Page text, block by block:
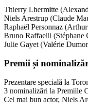
Thierry Lhermitte
Niels Arestrup (Claude
Raphaël Personnaz
Bruno Raffaelli (Stéphane
Julie Gayet (Valérie
Premii și
Prezentare specială la
3 nominalizări la Premiile
Cel mai bun actor, Niels